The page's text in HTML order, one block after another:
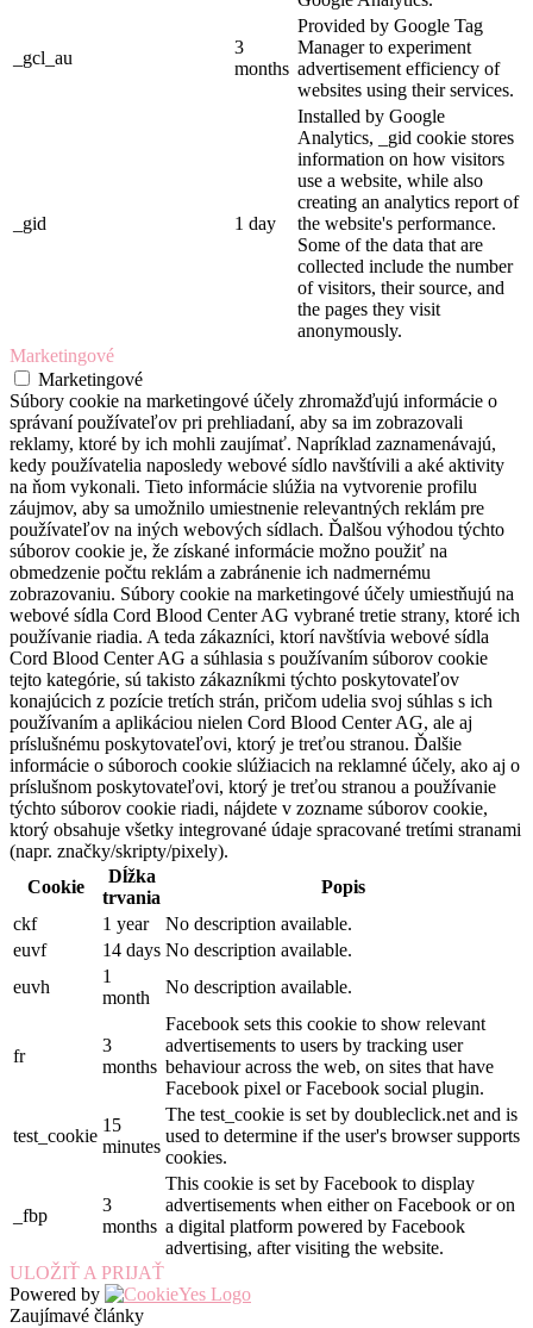
_gcl_au
3
months
Provided by Google Tag
Manager to experiment
advertisement efficiency of
websites using their services.
_gid 1 day
Installed by Google
Analytics, _gid cookie stores
information on how visitors
use a website, while also
creating an analytics report of
the website's performance.
Some of the data that are
collected include the number
of visitors, their source, and
the pages they visit
anonymously.
Marketingové
Marketingové
Súbory cookie na marketingové účely zhromažďujú informácie o
správaní používateľov pri prehliadaní, aby sa im zobrazovali
reklamy, ktoré by ich mohli zaujímať. Napríklad zaznamenávajú,
kedy používatelia naposledy webové sídlo navštívili a aké aktivity
na ňom vykonali. Tieto informácie slúžia na vytvorenie profilu
záujmov, aby sa umožnilo umiestnenie relevantných reklám pre
používateľov na iných webových sídlach. Ďalšou výhodou týchto
súborov cookie je, že získané informácie možno použiť na
obmedzenie počtu reklám a zabránenie ich nadmernému
zobrazovaniu. Súbory cookie na marketingové účely umiestňujú na
webové sídla Cord Blood Center AG vybrané tretie strany, ktoré ich
používanie riadia. A teda zákazníci, ktorí navštívia webové sídla
Cord Blood Center AG a súhlasia s používaním súborov cookie
tejto kategórie, sú takisto zákazníkmi týchto poskytovateľov
konajúcich z pozície tretích strán, pričom udelia svoj súhlas s ich
používaním a aplikáciou nielen Cord Blood Center AG, ale aj
príslušnému poskytovateľovi, ktorý je treťou stranou. Ďalšie
informácie o súboroch cookie slúžiacich na reklamné účely, ako aj o
príslušnom poskytovateľovi, ktorý je treťou stranou a používanie
týchto súborov cookie riadi, nájdete v zozname súborov cookie,
ktorý obsahuje všetky integrované údaje spracované tretími stranami
(napr. značky/skripty/pixely).
Cookie
Dĺžka
trvania
Popis
ckf
1 year
No description available.
euvf
14 days No description available.
euvh
1
month
No description available.
fr
3
months
Facebook sets this cookie to show relevant
advertisements to users by tracking user
behaviour across the web, on sites that have
Facebook pixel or Facebook social plugin.
test_cookie
15
minutes
The test_cookie is set by doubleclick.net and is
used to determine if the user's browser supports
cookies.
_fbp
3
months
This cookie is set by Facebook to display
advertisements when either on Facebook or on
a digital platform powered by Facebook
advertising, after visiting the website.
ULOŽIŤ A PRIJAŤ
Powered by
Zaujímavé články